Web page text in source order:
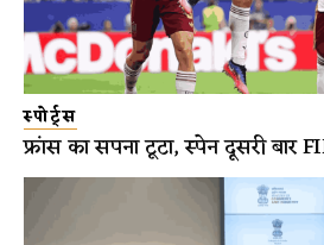
स्पोर्ट्स
फ्रांस का सपना टूटा, स्पेन दूसरी बार